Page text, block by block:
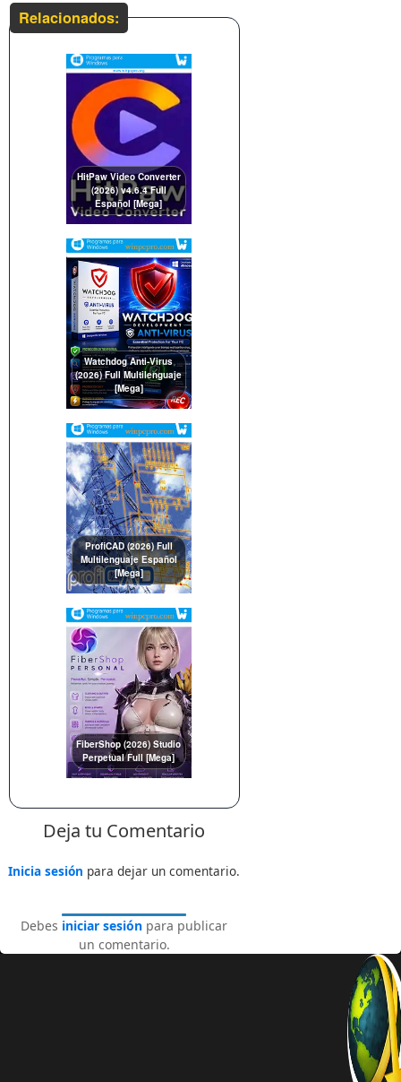
Relacionados:
HitPaw Video Converter
(2026) v4.6.4 Full
Español [Mega]
Watchdog Anti-Virus
(2026) Full Multilenguaje
[Mega]
ProfiCAD (2026) Full
Multilenguaje Español
[Mega]
FiberShop (2026) Studio
Perpetual Full [Mega]
Deja tu Comentario
Inicia sesión para dejar un comentario.
Debes iniciar sesión para publicar
un comentario.